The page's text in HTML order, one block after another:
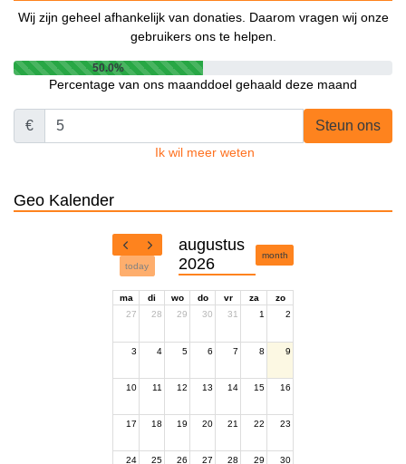
Wij zijn geheel afhankelijk van donaties. Daarom vragen wij onze
gebruikers ons te helpen.
50.0%
Percentage van ons maanddoel gehaald deze maand
€ Steun ons
Ik wil meer weten
Geo Kalender
today
augustus
2026
month
ma di wo do vr za
zo
27
28 29 30 31 1 2
3 4 5 6 7 8 9
10 11 12 13 14 15 16
17 18 19 20 21 22 23
24 25 26 27 28 29 30